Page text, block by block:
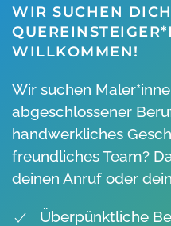
WIR SUCHEN
WILLKOMMEN!
Wir suchen
abgeschlossener
handwerkliches
freundliches Team?
deinen Anruf oder
Überpünktliche